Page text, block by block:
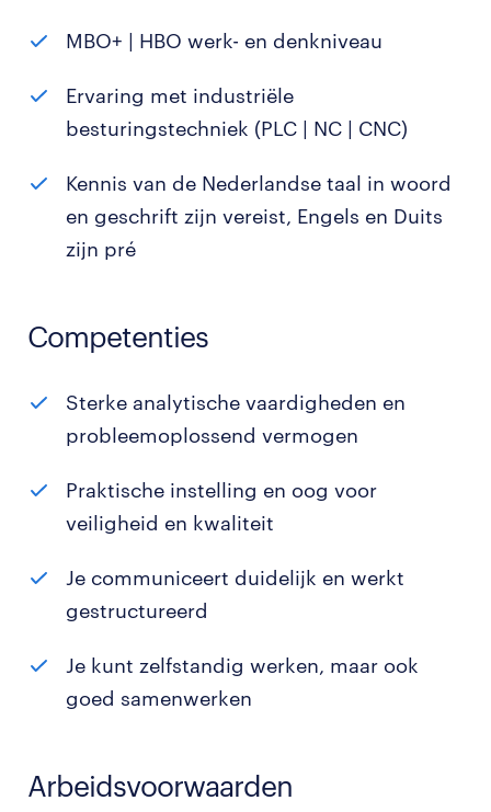
MBO+ | HBO werk- en denkniveau
Ervaring met industriële
besturingstechniek (PLC | NC | CNC)
Kennis van de Nederlandse taal in woord
en geschrift zijn vereist, Engels en Duits
zijn pré
Competenties
Sterke analytische vaardigheden en
probleemoplossend vermogen
Praktische instelling en oog voor
veiligheid en kwaliteit
Je communiceert duidelijk en werkt
gestructureerd
Je kunt zelfstandig werken, maar ook
goed samenwerken
Arbeidsvoorwaarden